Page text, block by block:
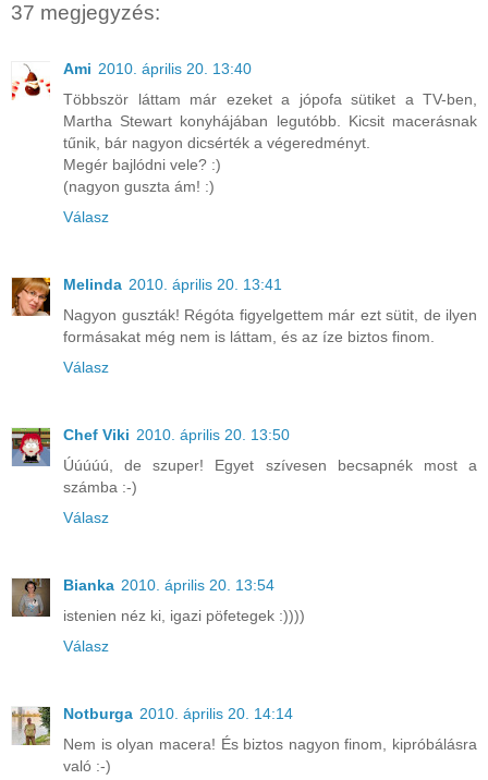
37 megjegyzés:
Ami 2010. április 20. 13:40
Többször láttam már ezeket a jópofa sütiket a TV-ben,
Martha Stewart konyhájában legutóbb. Kicsit macerásnak
tűnik, bár nagyon dicsérték a végeredményt.
Megér bajlódni vele? :)
(nagyon guszta ám! :)
Válasz
Melinda 2010. április 20. 13:41
Nagyon guszták! Régóta figyelgettem már ezt sütit, de ilyen
formásakat még nem is láttam, és az íze biztos finom.
Válasz
Chef Viki 2010. április 20. 13:50
Úúúúú, de szuper! Egyet szívesen becsapnék most a
számba :-)
Válasz
Bianka 2010. április 20. 13:54
istenien néz ki, igazi pöfetegek :))))
Válasz
Notburga 2010. április 20. 14:14
Nem is olyan macera! És biztos nagyon finom, kipróbálásra
való :-)